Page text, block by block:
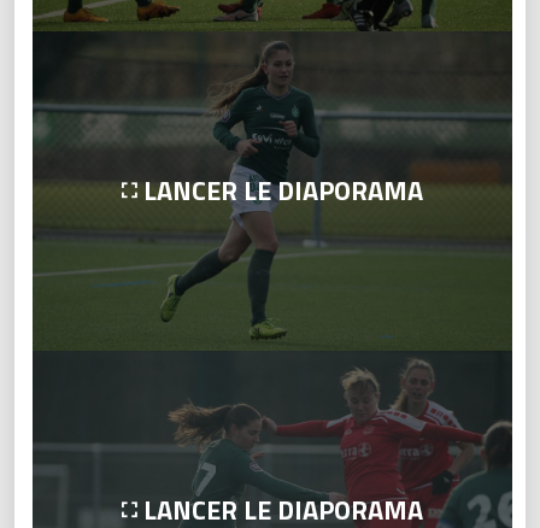
LANCER LE DIAPORAMA
LANCER LE DIAPORAMA